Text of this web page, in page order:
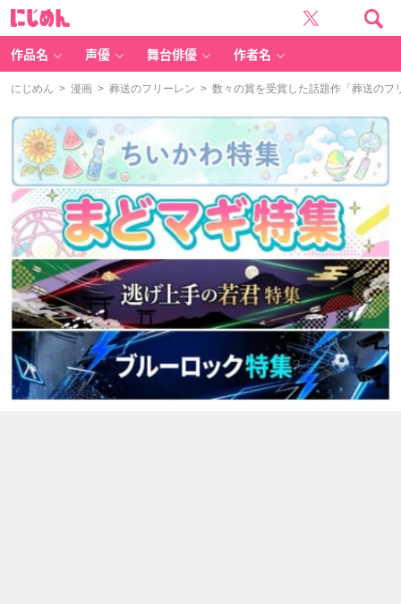
作品名 声優 舞台俳優 作者名
にじめん > 漫画 > 葬送のフリーレン > 数々の賞を受賞した話題作「葬送のフ